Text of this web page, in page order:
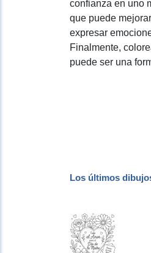
confianza en uno
que puede
expresar
Finalmente,
puede ser una
Los últimos